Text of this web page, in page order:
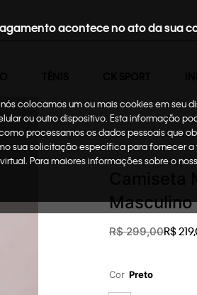
acontece no ato da sua
colocamos um ou mais cookies em seu
ou outro dispositivo. Esta informação
processamos os dados pessoais que
sua solicitação específica para fornecer
Para maiores informações sobre o
Masculino Roupas
Masculino
R$ 299,00R$219,
Cor Preto